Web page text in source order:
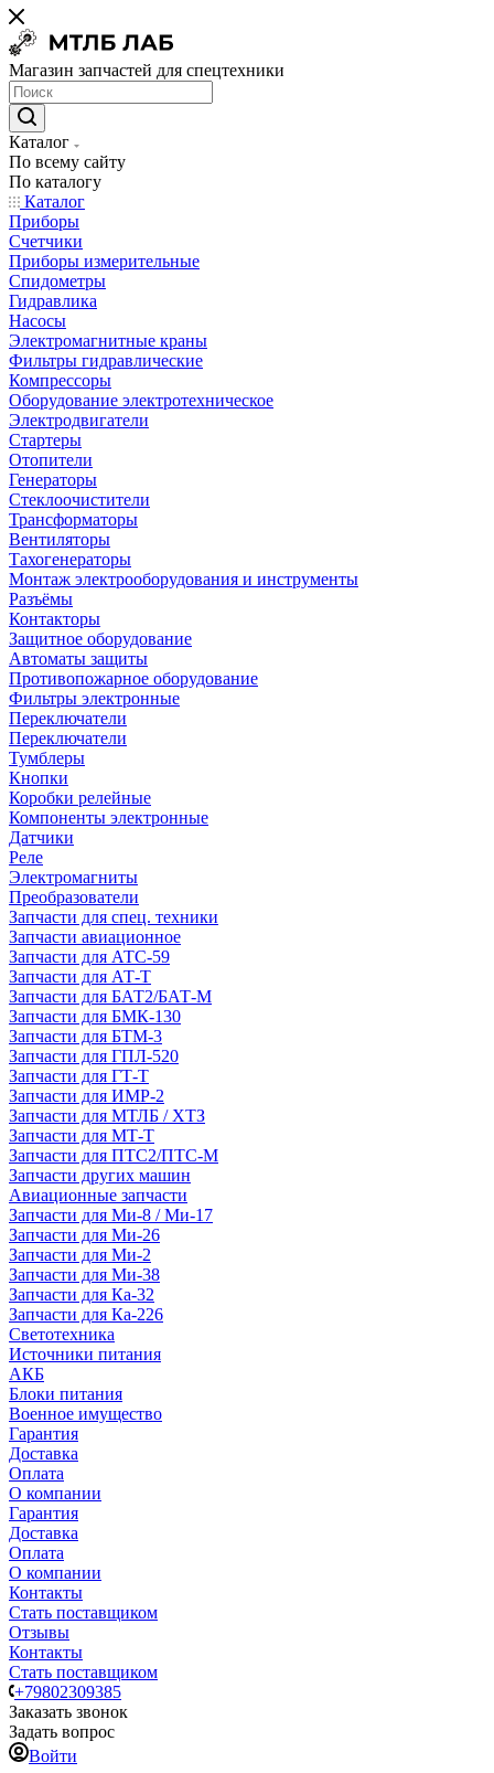
Магазин запчастей для спецтехники
Каталог
По всему сайту
По каталогу
Каталог
Приборы
Счетчики
Приборы измерительные
Спидометры
Гидравлика
Насосы
Электромагнитные краны
Фильтры гидравлические
Компрессоры
Оборудование электротехническое
Электродвигатели
Стартеры
Отопители
Генераторы
Стеклоочистители
Трансформаторы
Вентиляторы
Тахогенераторы
Монтаж электрооборудования и инструменты
Разъёмы
Контакторы
Защитное оборудование
Автоматы защиты
Противопожарное оборудование
Фильтры электронные
Переключатели
Переключатели
Тумблеры
Кнопки
Коробки релейные
Компоненты электронные
Датчики
Реле
Электромагниты
Преобразователи
Запчасти для спец. техники
Запчасти авиационное
Запчасти для АТС-59
Запчасти для АТ-Т
Запчасти для БАТ2/БАТ-М
Запчасти для БМК-130
Запчасти для БТМ-3
Запчасти для ГПЛ-520
Запчасти для ГТ-Т
Запчасти для ИМР-2
Запчасти для МТЛБ / ХТЗ
Запчасти для МТ-Т
Запчасти для ПТС2/ПТС-М
Запчасти других машин
Авиационные запчасти
Запчасти для Ми-8 / Ми-17
Запчасти для Ми-26
Запчасти для Ми-2
Запчасти для Ми-38
Запчасти для Ка-32
Запчасти для Ка-226
Светотехника
Источники питания
АКБ
Блоки питания
Военное имущество
Гарантия
Доставка
Оплата
О компании
Гарантия
Доставка
Оплата
О компании
Контакты
Стать поставщиком
Отзывы
Контакты
Стать поставщиком
+79802309385
Заказать звонок
Задать вопрос
Войти